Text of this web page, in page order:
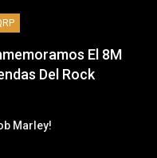
El 8M
Del Rock
Marley!